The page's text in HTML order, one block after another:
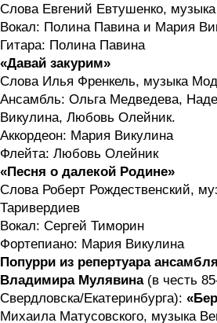
Слова Евгений Евтушенко,
Вокал: Полина Павина и Мария
Гитара: Полина Павина
«Давай закурим»
Слова Илья Френкель, музыка
Ансамбль: Ольга Медведева,
Викулина, Любовь Олейник.
Аккордеон: Мария Викулина
Флейта: Любовь Олейник
«Песня о далекой Родине»
Слова Роберт Рождественский,
Таривердиев
Вокал: Сергей Тиморин
Фортепиано: Мария Викулина
Попурри из репертуара
Владимира Мулявина(в честь
Свердловска/Екатеринбурга):
Михаила Матусовского, музыка